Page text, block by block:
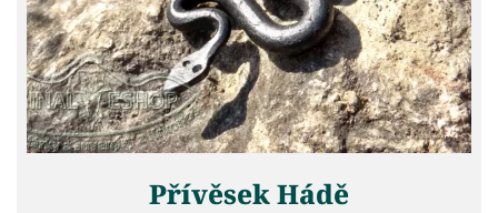
Přívěsek Hádě